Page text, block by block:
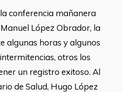
conferencia mañanera
López Obrador, la
algunas horas y algunos
otros los
un registro exitoso. Al
de Salud, Hugo López